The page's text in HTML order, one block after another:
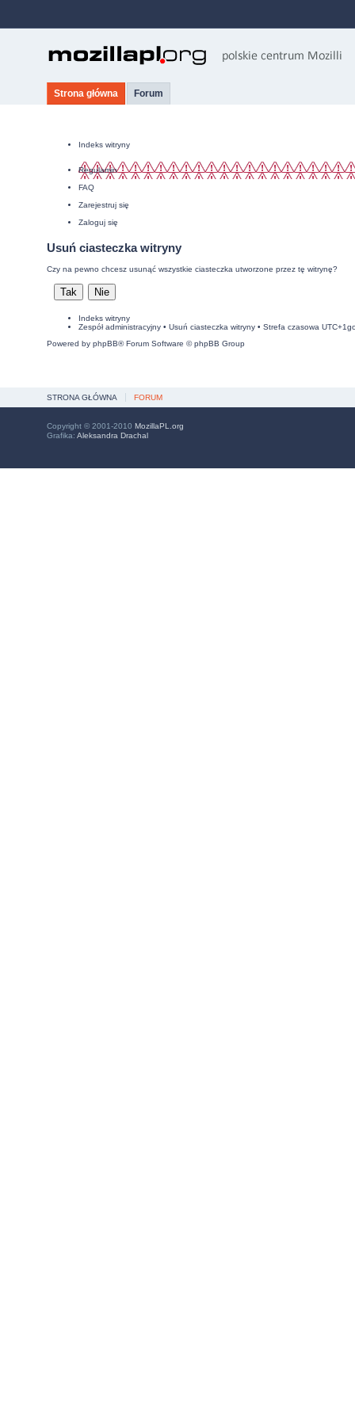
Strona główna Forum
Indeks witryny
Regulamin
FAQ
Zarejestruj się
Zaloguj się
Usuń ciasteczka witryny
Czy na pewno chcesz usunąć wszystkie ciasteczka utworzone przez tę witrynę?
Indeks witryny
Zespół administracyjny• Usuń ciasteczka witryny• Strefa czasowa
Powered by phpBB® Forum Software © phpBB Group
STRONA GŁÓWNA FORUM
Copyright © 2001-2010 MozillaPL.org
Grafika: Aleksandra Drachal